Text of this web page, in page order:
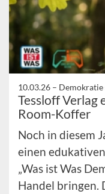
10.03.26 – Demokratie
Tessloff Verlag
Room-Koffer
Noch in diesem
einen
„Was ist Was
Handel bringen.